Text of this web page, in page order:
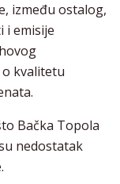
između ostalog,
i emisije
kvalitetu
Bačka Topola
nedostatak